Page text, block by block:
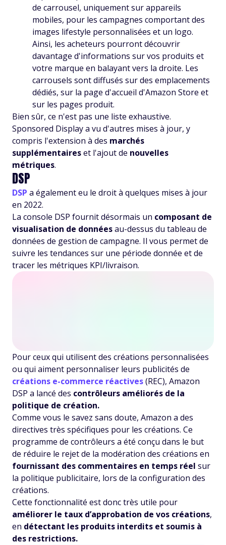
de carrousel, uniquement sur appareils
mobiles, pour les campagnes comportant des
images lifestyle personnalisées et un logo.
Ainsi, les acheteurs pourront découvrir
davantage d'informations sur vos produits et
votre marque en balayant vers la droite. Les
carrousels sont diffusés sur des emplacements
dédiés, sur la page d'accueil d'Amazon Store et
sur les pages produit.
Bien sûr, ce n'est pas une liste exhaustive.
Sponsored Display a vu d'autres mises à jour, y
compris l'extension à des marchés
supplémentaireset l'ajout de nouvelles
métriques.
DSP
DSP a également eu le droit à quelques mises à jour
en 2022.
La console DSP fournit désormais un composant de
visualisation de donnéesau-dessus du tableau de
données de gestion de campagne. Il vous permet de
suivre les tendances sur une période donnée et de
tracer les métriques KPI/livraison.
Pour ceux qui utilisent des créations personnalisées
ou qui aiment personnaliser leurs publicités de
créations e-commerce réactives(REC), Amazon
DSP a lancé des contrôleurs améliorés de la
politique de création.
Comme vous le savez sans doute, Amazon a des
directives très spécifiques pour les créations. Ce
programme de contrôleurs a été conçu dans le but
de réduire le rejet de la modération des créations en
fournissant des commentaires en temps réel sur
la politique publicitaire, lors de la configuration des
créations.
Cette fonctionnalité est donc très utile pour
améliorer le taux d’approbation de vos créations,
en détectant les produits interdits et soumis à
des restrictions.